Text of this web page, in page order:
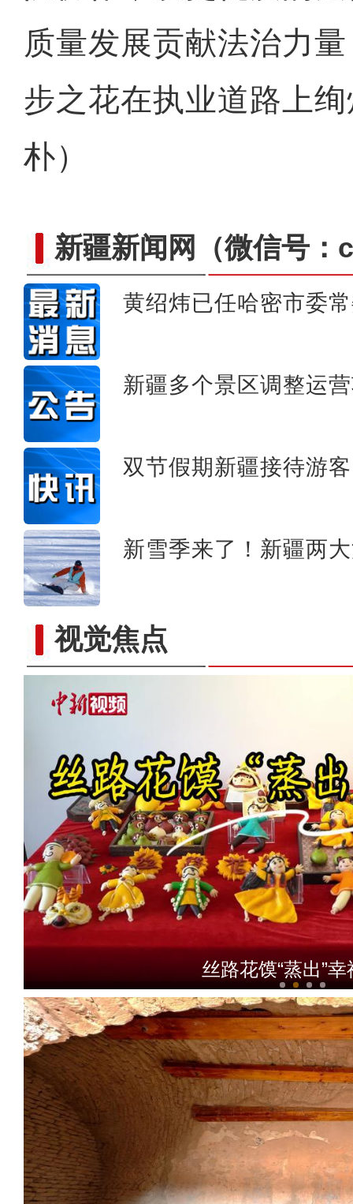
质量发展贡献法治力
步之花在执业道路上
朴）
新疆新闻网 （微信号
黄绍炜已任哈密市委
新疆多个景区调整运
双节假期新疆接待游
新雪季来了！新疆两
视觉焦点
丝路花馍“蒸出”